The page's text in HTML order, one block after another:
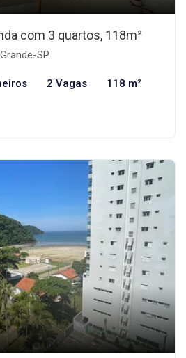
com 3 quartos, 118m²
SP
2 Vagas 118 m²